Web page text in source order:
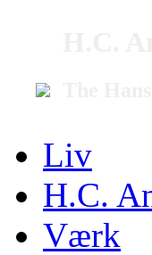
Liv
H.C.
Værk